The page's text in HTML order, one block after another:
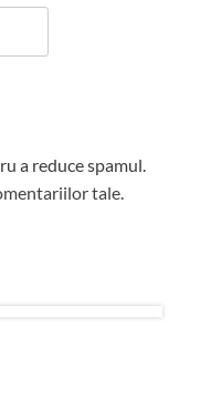
a reduce spamul.
tale.